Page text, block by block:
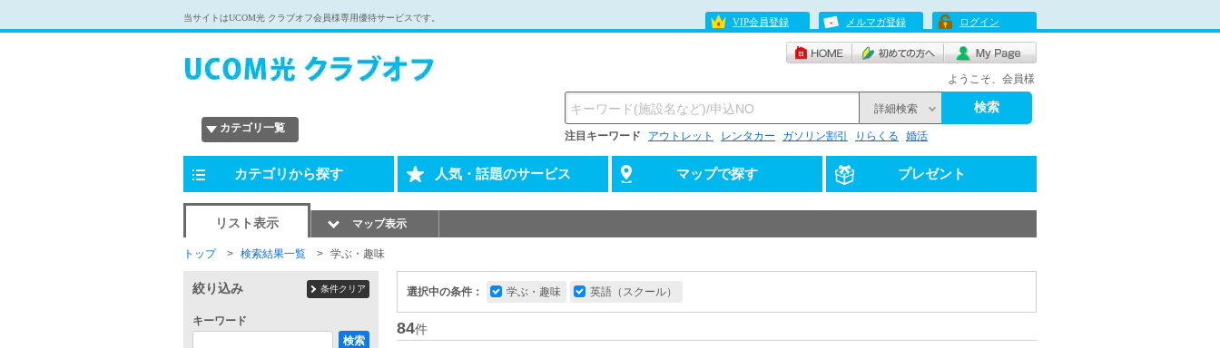
当サイトはUCOM光 クラブオフ会員様専用優待サービスです。 VIP会員登録 メルマガ登録 ログイン
ようこそ、会員様
カテゴリ一覧
詳細検索 検索
注目キーワード アウトレット レンタカー ガソリン割引 りらくる 婚活
カテゴリから探す 人気・話題のサービス マップで探す プレゼント
リスト表示 マップ表示
トップ 検索結果一覧 学ぶ・趣味
選択中の条件： 学ぶ・趣味 英語（スクール）
84件
絞り込み 条件クリア
キーワード
検索